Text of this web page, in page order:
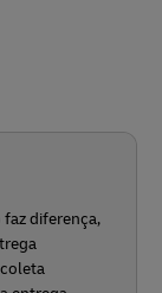
diferença,